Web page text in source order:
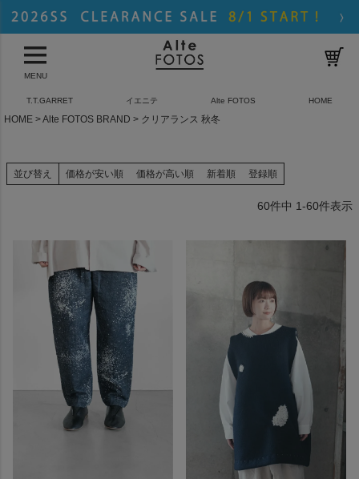
MENU
T.T.GARRET イエニテ Alte FOTOS HOME
HOME Alte FOTOS BRAND クリアランス 秋冬
並び替え 価格が安い順 価格が高い順 新着順 登録順
60件中 1-60件表示